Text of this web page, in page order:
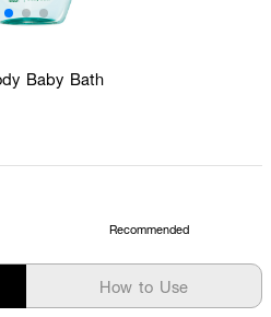
Baby Bath
Recommended
How to Use